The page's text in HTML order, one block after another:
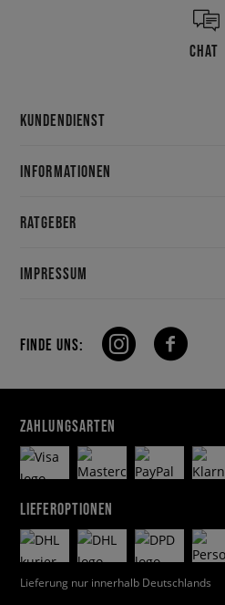
CHAT
KUNDENDIENST
INFORMATIONEN
RATGEBER
IMPRESSUM
FINDE UNS:
ZAHLUNGSARTEN
LIEFEROPTIONEN
Lieferung nur innerhalb Deutschlands